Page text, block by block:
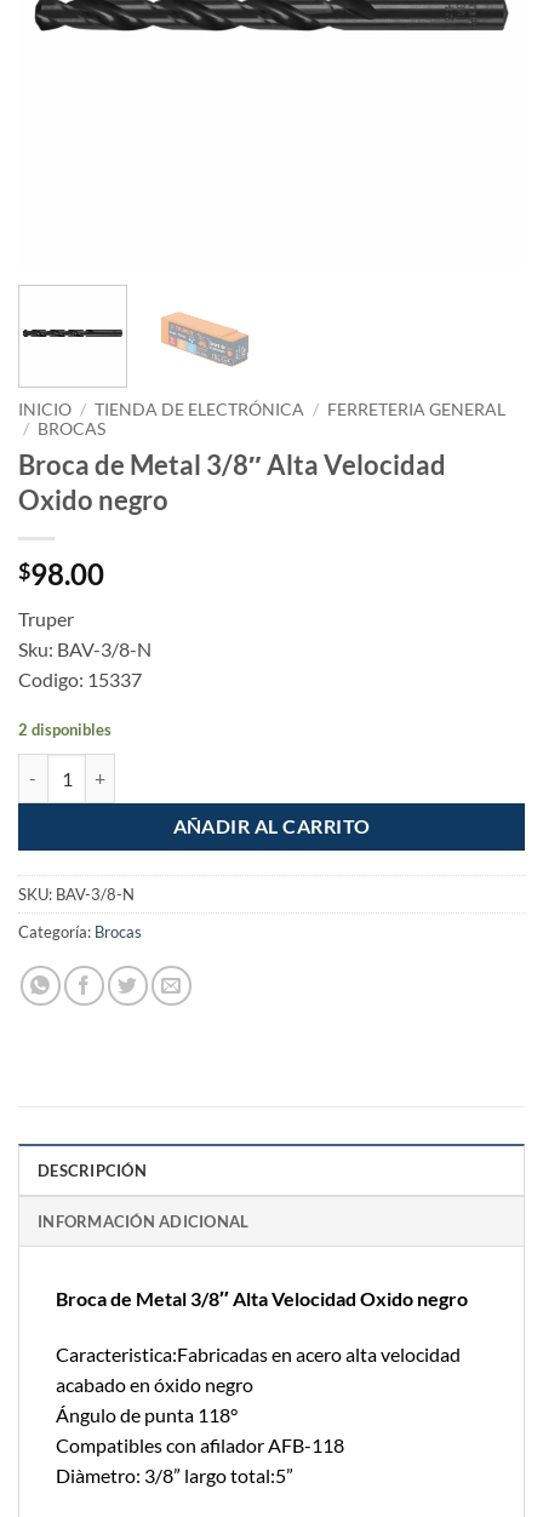
INICIO / TIENDA DE ELECTRÓNICA / FERRETERIA GENERAL
/ BROCAS
Broca de Metal 3/8″ Alta Velocidad
Oxido negro
$98.00
Truper
Sku: BAV-3/8-N
Codigo: 15337
2 disponibles
AÑADIR AL CARRITO
SKU: BAV-3/8-N
Categoría: Brocas
DESCRIPCIÓN
INFORMACIÓN ADICIONAL
Broca de Metal 3/8″ Alta Velocidad Oxido negro
Caracteristica:Fabricadas en acero alta velocidad
acabado en óxido negro
Ángulo de punta 118°
Compatibles con afilador AFB-118
Diàmetro: 3/8” largo total:5”